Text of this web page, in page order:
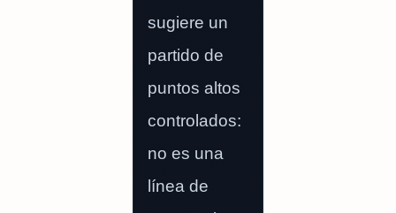
sugiere un
partido de
puntos altos
controlados:
no es una
línea de